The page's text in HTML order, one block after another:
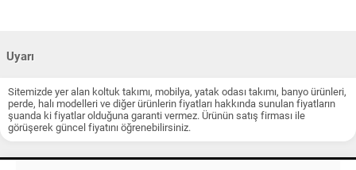
Uyarı
Sitemizde yer alan koltuk takımı, mobilya, yatak odası takımı, banyo ürünleri,
perde, halı modelleri ve diğer ürünlerin fiyatları hakkında sunulan fiyatların
şuanda ki fiyatlar olduğuna garanti vermez. Ürünün satış firması ile
görüşerek güncel fiyatını öğrenebilirsiniz.